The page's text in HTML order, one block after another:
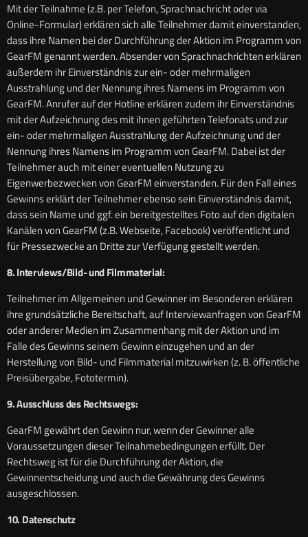
Mit der Teilnahme (z.B. per Telefon, Sprachnachricht oder via
Online-Formular) erklären sich alle Teilnehmer damit einverstanden,
dass ihre Namen bei der Durchführung der Aktion im Programm von
GearFM genannt werden. Absender von Sprachnachrichten erklären
außerdem ihr Einverständnis zur ein- oder mehrmaligen
Ausstrahlung und der Nennung ihres Namens im Programm von
GearFM. Anrufer auf der Hotline erklären zudem ihr Einverständnis
mit der Aufzeichnung des mit ihnen geführten Telefonats und zur
ein- oder mehrmaligen Ausstrahlung der Aufzeichnung und der
Nennung ihres Namens im Programm von GearFM. Dabei ist der
Teilnehmer auch mit einer eventuellen Nutzung zu
Eigenwerbezwecken von GearFM einverstanden. Für den Fall eines
Gewinns erklärt der Teilnehmer ebenso sein Einverständnis damit,
dass sein Name und ggf. ein bereitgestelltes Foto auf den digitalen
Kanälen von GearFM (z.B. Webseite, Facebook) veröffentlicht und
für Pressezwecke an Dritte zur Verfügung gestellt werden.
8. Interviews/Bild- und Filmmaterial:
Teilnehmer im Allgemeinen und Gewinner im Besonderen erklären
ihre grundsätzliche Bereitschaft, auf Interviewanfragen von GearFM
oder anderer Medien im Zusammenhang mit der Aktion und im
Falle des Gewinns seinem Gewinn einzugehen und an der
Herstellung von Bild- und Filmmaterial mitzuwirken (z. B. öffentliche
Preisübergabe, Fototermin).
9. Ausschluss des Rechtswegs:
GearFM gewährt den Gewinn nur, wenn der Gewinner alle
Voraussetzungen dieser Teilnahmebedingungen erfüllt. Der
Rechtsweg ist für die Durchführung der Aktion, die
Gewinnentscheidung und auch die Gewährung des Gewinns
ausgeschlossen.
10. Datenschutz